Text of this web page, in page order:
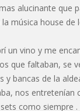
alucinante que
música house de
un vino y me
que faltaban, se
bancas de la
nos
como siempre